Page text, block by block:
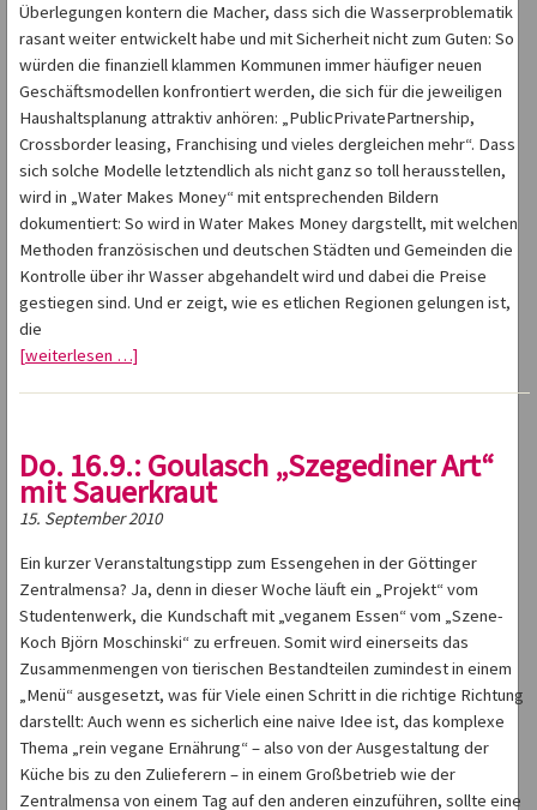
Überlegungen kontern die Macher, dass sich die Wasserproblematik
rasant weiter entwickelt habe und mit Sicherheit nicht zum Guten: So
würden die finanziell klammen Kommunen immer häufiger neuen
Geschäftsmodellen konfrontiert werden, die sich für die jeweiligen
Haushaltsplanung attraktiv anhören: „PublicPrivatePartnership,
Crossborder leasing, Franchising und vieles dergleichen mehr“. Dass
sich solche Modelle letztendlich als nicht ganz so toll herausstellen,
wird in „Water Makes Money“ mit entsprechenden Bildern
dokumentiert: So wird in Water Makes Money dargstellt, mit welchen
Methoden französischen und deutschen Städten und Gemeinden die
Kontrolle über ihr Wasser abgehandelt wird und dabei die Preise
gestiegen sind. Und er zeigt, wie es etlichen Regionen gelungen ist,
die
[weiterlesen …]
Do. 16.9.: Goulasch „Szegediner Art“
mit Sauerkraut
15. September 2010
Ein kurzer Veranstaltungstipp zum Essengehen in der Göttinger
Zentralmensa? Ja, denn in dieser Woche läuft ein „Projekt“ vom
Studentenwerk, die Kundschaft mit „veganem Essen“ vom „Szene-
Koch Björn Moschinski“ zu erfreuen. Somit wird einerseits das
Zusammenmengen von tierischen Bestandteilen zumindest in einem
„Menü“ ausgesetzt, was für Viele einen Schritt in die richtige Richtung
darstellt: Auch wenn es sicherlich eine naive Idee ist, das komplexe
Thema „rein vegane Ernährung“ – also von der Ausgestaltung der
Küche bis zu den Zulieferern – in einem Großbetrieb wie der
Zentralmensa von einem Tag auf den anderen einzuführen, sollte eine